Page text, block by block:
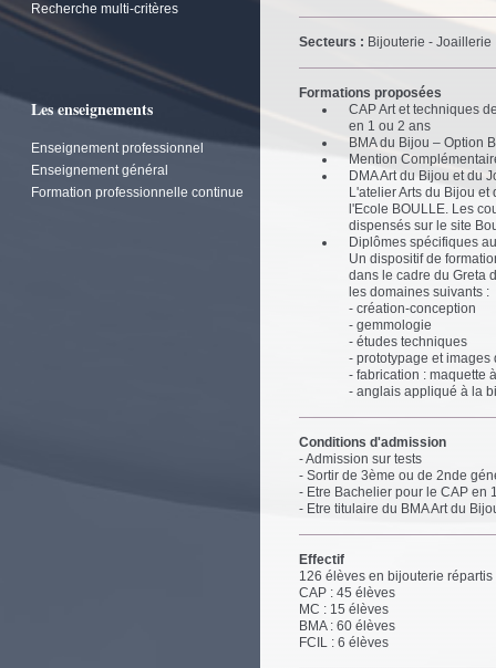
Recherche multi-critères
Les enseignements
Enseignement professionnel
Enseignement général
Formation professionnelle continue
Secteurs : Bijouterie - Joaillerie
Formations proposées
CAP Art et techniques
en 1 ou 2 ans
BMA du Bijou – Option
Mention
DMA Art du Bijou et du
L'atelier Arts du Bijou
l'Ecole BOULLE. Les
dispensés sur le site
Diplômes spécifiques
Un dispositif de
dans le cadre du Greta
les domaines suivants :
- création-conception
- gemmologie
- études techniques
- prototypage et images
- fabrication : maquette
- anglais appliqué à la
Conditions d'admission
- Admission sur tests
- Sortir de 3ème ou de 2nde
- Etre Bachelier pour le CAP en
- Etre titulaire du BMA Art du
Effectif
126 élèves en bijouterie répartis
CAP : 45 élèves
MC : 15 élèves
BMA : 60 élèves
FCIL : 6 élèves